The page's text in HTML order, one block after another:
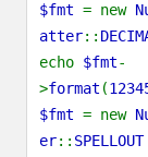
$fmt = new
atter::
echo $fmt-
>format (
$fmt = new
er:: SPELLOUT